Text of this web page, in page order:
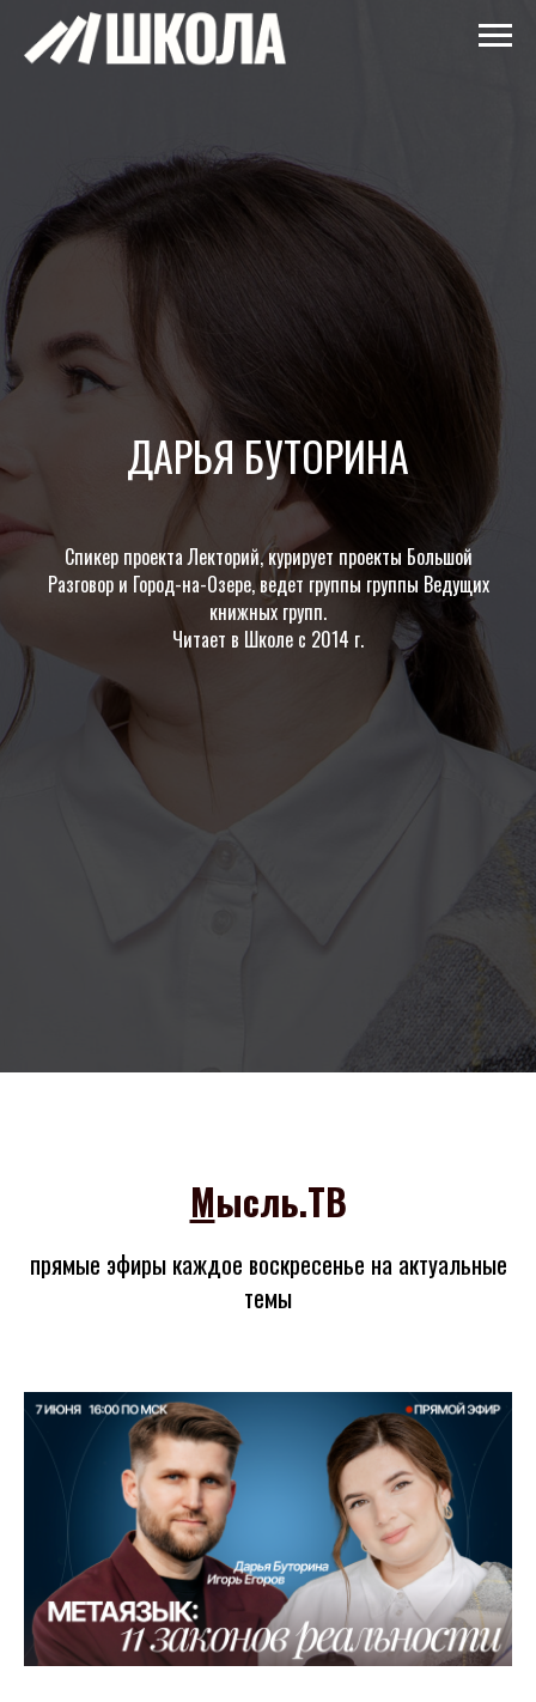
ДАРЬЯ БУТОРИНА
Спикер проекта Лекторий, курирует проекты Большой
Разговор и Город-на-Озере, ведет группы группы Ведущих
книжных групп.
Читает в Школе с 2014 г.
Мысль.ТВ
прямые эфиры каждое воскресенье на актуальные
темы